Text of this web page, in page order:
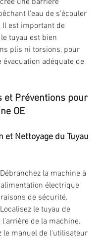
une barrière
l'eau de s'écouler
est important de
tuyau est bien
plis ni torsions, pour
adéquate de
et Préventions pour
OE
et Nettoyage du Tuyau
Débranchez la machine à
électrique
de sécurité.
Localisez le tuyau de
l'arrière de la machine.
le manuel de l'utilisateur